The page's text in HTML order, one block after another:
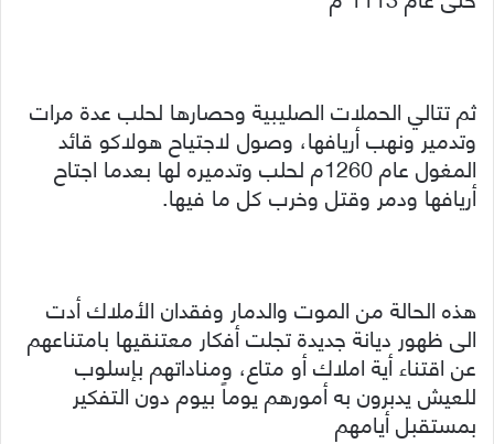
ثم تتالي الحملات الصليبية وحصارها لحلب عدة مرات
وتدمير ونهب أريافها، وصول لاجتياح هولاكو قائد
المغول عام 1260م لحلب وتدميره لها بعدما اجتاح
أريافها ودمر وقتل وخرب كل ما فيها.
هذه الحالة من الموت والدمار وفقدان الأملاك أدت
الى ظهور ديانة جديدة تجلت أفكار معتنقيها بامتناعهم
عن اقتناء أية املاك أو متاع، ومناداتهم بإسلوب
للعيش يدبرون به أمورهم يوماً بيوم دون التفكير
بمستقبل أيامهم